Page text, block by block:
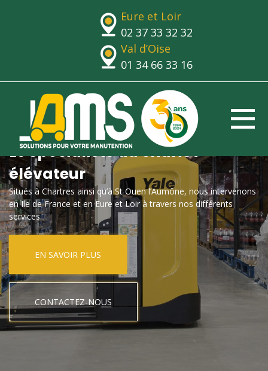
Eure et Loir
02 37 33 32 32
Val d’Oise
01 34 66 33 16
Le spécialiste du chariot
élévateur
Situés à Chartres ainsi qu’à St Ouen l’Aumône, nous intervenons
en Ile de France et en Eure et Loir à travers nos différents
services.
EN SAVOIR PLUS
CONTACTEZ-NOUS